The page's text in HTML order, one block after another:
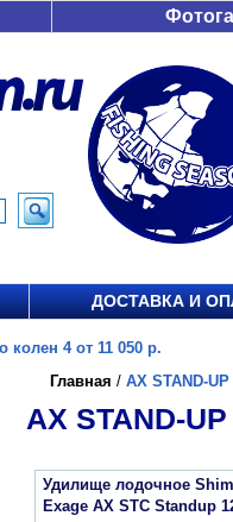
ДОСТАВКА И
колен 4 от 11 050 р.
Главная / AX STAND-
AX STAND-
Удилище лодочное
Exage AX STC Standup